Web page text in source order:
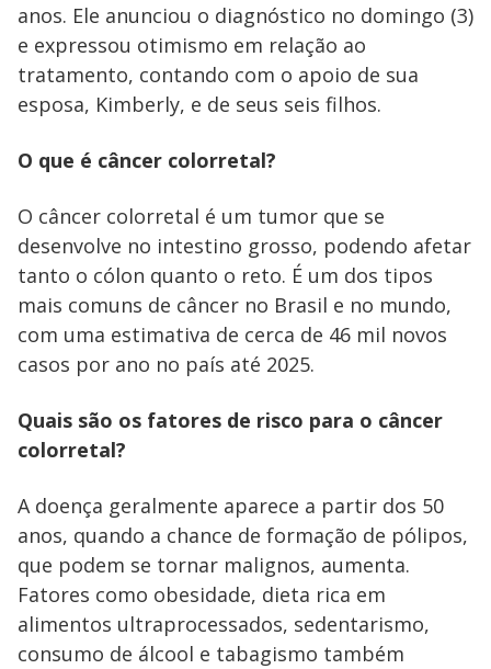
V
i
d
e
o
anos. Ele anunciou o diagnóstico no domingo (3)
e expressou otimismo em relação ao
tratamento, contando com o apoio de sua
esposa, Kimberly, e de seus seis filhos.
O que é câncer colorretal?
O câncer colorretal é um tumor que se
desenvolve no intestino grosso, podendo afetar
tanto o cólon quanto o reto. É um dos tipos
mais comuns de câncer no Brasil e no mundo,
com uma estimativa de cerca de 46 mil novos
casos por ano no país até 2025.
Quais são os fatores de risco para o câncer
colorretal?
A doença geralmente aparece a partir dos 50
anos, quando a chance de formação de pólipos,
que podem se tornar malignos, aumenta.
Fatores como obesidade, dieta rica em
alimentos ultraprocessados, sedentarismo,
consumo de álcool e tabagismo também